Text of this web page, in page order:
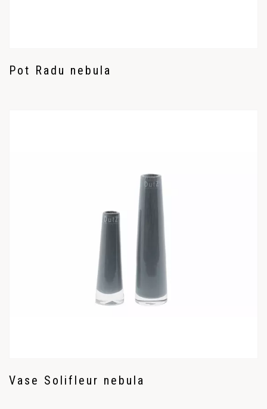
Pot Radu nebula
Vase Solifleur nebula